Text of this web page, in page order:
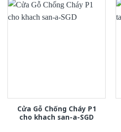
Cửa Gỗ Chống Cháy P1
cho khach san-a-SGD